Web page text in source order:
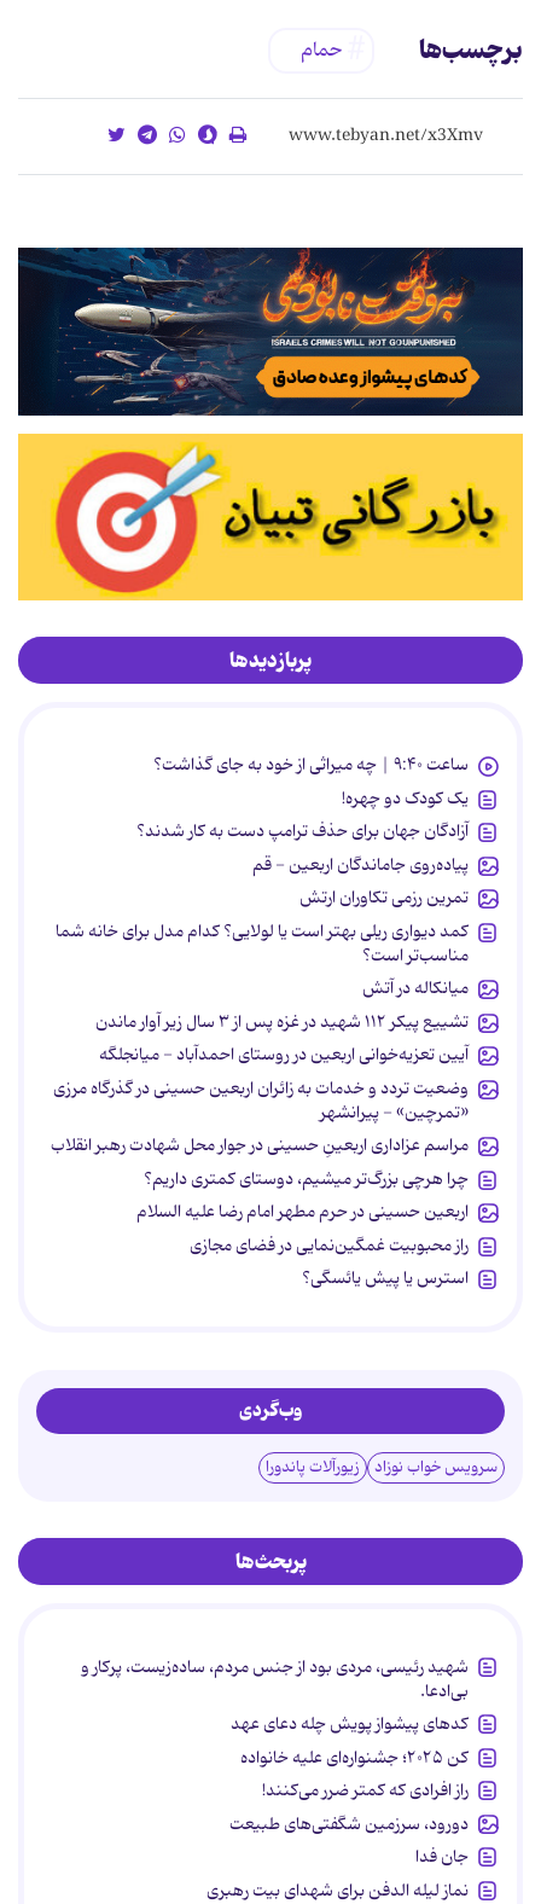
برچسب‌ها حمام
پربازدیدها
ساعت ۹:۴۰ | چه میراثی از خود به جای گذاشت؟
یک کودک دو چهره!
آزادگان جهان برای حذف ترامپ دست به کار شدند؟
پیاده‌روی جاماندگان اربعین - قم
تمرین رزمی تکاوران ارتش
کمد دیواری ریلی بهتر است یا لولایی؟ کدام مدل برای خانه شما
مناسب‌تر است؟
میانکاله در آتش
تشییع پیکر ۱۱۲ شهید در غزه پس از ۳ سال زیر آوار ماندن
آیین تعزیه‌خوانی اربعین در روستای احمدآباد - میانجلگه
وضعیت تردد و خدمات به زائران اربعین حسینی در گذرگاه مرزی
«تمرچین» - پیرانشهر
مراسم عزاداری اربعینِ حسینی در جوار محل شهادت رهبر انقلاب
چرا هرچی بزرگ‌تر میشیم، دوستای کمتری داریم؟
اربعین حسینی در حرم مطهر امام رضا علیه السلام
راز محبوبیت غمگین‌نمایی در فضای مجازی
استرس یا پیش یائسگی؟
وب‌گردی
سرویس خواب نوزاد زیورآلات پاندورا
پربحث‌ها
شهید رئیسی، مردی بود از جنس مردم، ساده‌زیست، پرکار و
بی‌ادعا.
کدهای پیشواز پویش چله دعای عهد
کن ۲۰۲۵؛ جشنواره‌ای علیه خانواده
راز افرادی که کمتر ضرر می‌کنند!
دورود، سرزمین شگفتی‌های طبیعت
جان فدا
نماز لیله الدفن برای شهدای بیت رهبری